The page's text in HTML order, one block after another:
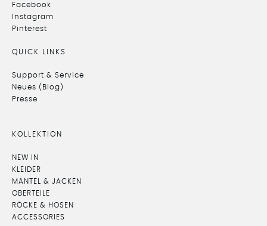
Facebook
Instagram
Pinterest
QUICK LINKS
Support & Service
Neues (Blog)
Presse
KOLLEKTION
NEW IN
KLEIDER
MÄNTEL & JACKEN
OBERTEILE
RÖCKE & HOSEN
ACCESSORIES